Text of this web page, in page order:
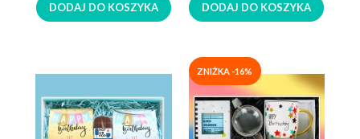
DODAJ DO KOSZYKA DODAJ DO KOSZYKA
ZNIŻKA -16%